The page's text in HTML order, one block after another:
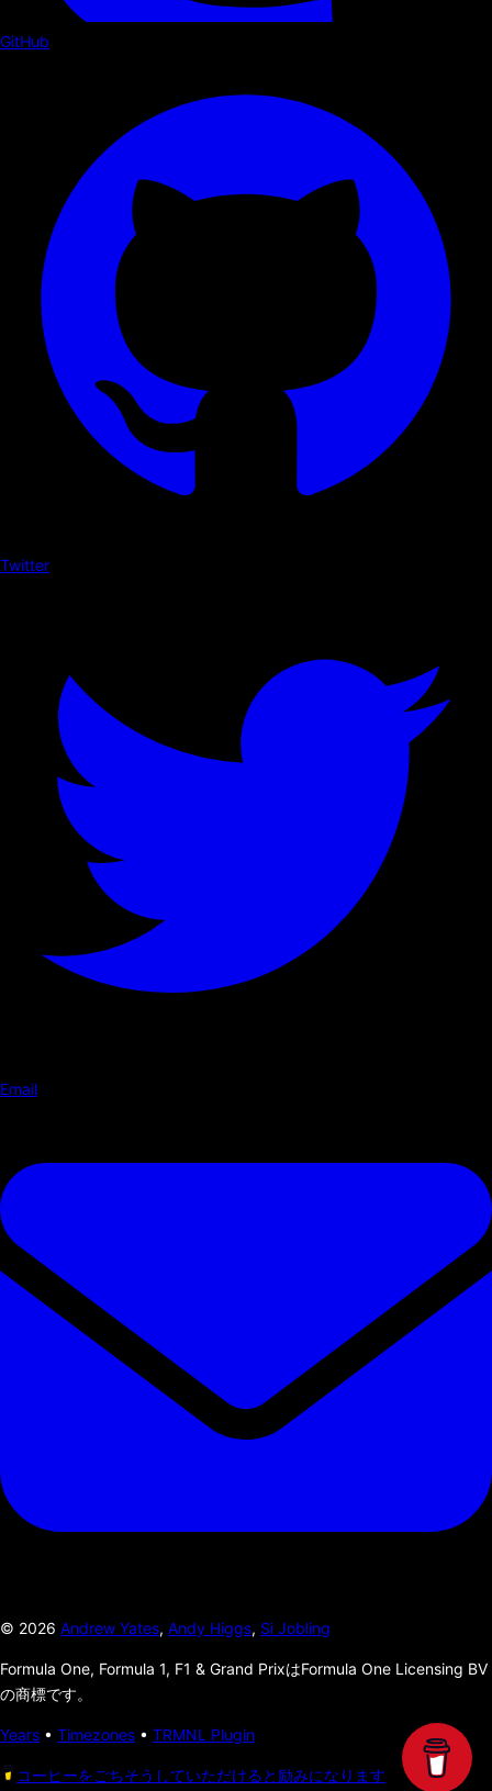
GitHub
Twitter
Email
© 2026 Andrew Yates, Andy Higgs, Si Jobling
Formula One, Formula 1, F1 & Grand PrixはFormula One Licensing BV
の商標です。
Years • Timezones • TRMNL Plugin
コーヒーをごちそうしていただけると励みになります